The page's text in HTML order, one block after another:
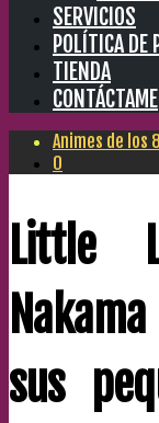
SERVICIOS
POLÍTICA DE
TIENDA
CONTÁCTAME
Animes de los
0
Little
sus